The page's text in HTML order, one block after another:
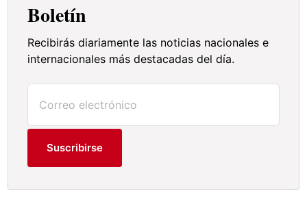
Boletín
Recibirás diariamente las noticias nacionales e
internacionales más destacadas del día.
Suscribirse